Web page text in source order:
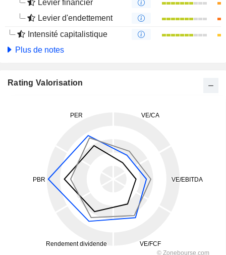
Levier financier
Levier d'endettement
Intensité capitalistique
Plus de notes
Rating Valorisation